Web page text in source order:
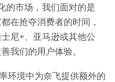
的市场，我们面对的是
在抢夺消费者的时间，
尼+、亚马逊或其他公
我们的用户体验。
环境中为奈飞提供额外的